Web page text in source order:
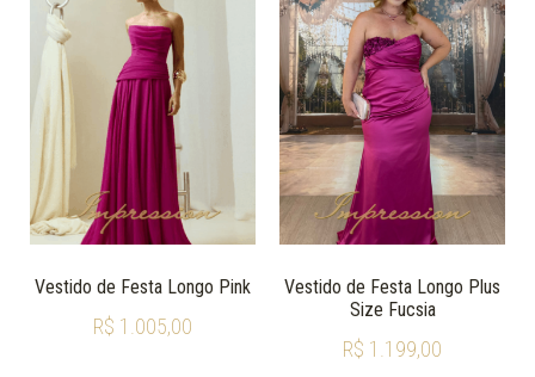
Vestido de Festa Longo Pink
R$ 1.005,00
Vestido de Festa Longo Plus
Size Fucsia
R$ 1.199,00